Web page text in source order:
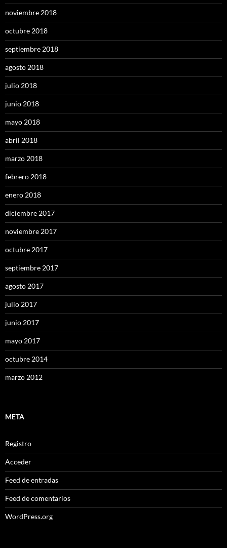
noviembre 2018
octubre 2018
septiembre 2018
agosto 2018
julio 2018
junio 2018
mayo 2018
abril 2018
marzo 2018
febrero 2018
enero 2018
diciembre 2017
noviembre 2017
octubre 2017
septiembre 2017
agosto 2017
julio 2017
junio 2017
mayo 2017
octubre 2014
marzo 2012
META
Registro
Acceder
Feed de entradas
Feed de comentarios
WordPress.org